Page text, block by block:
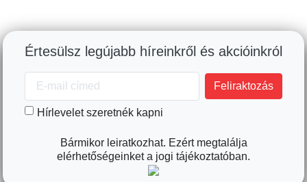
Értesülsz legújabb híreinkről és akcióinkról
Hírlevelet szeretnék kapni
Bármikor leiratkozhat. Ezért megtalálja
elérhetőségeinket a jogi tájékoztatóban.